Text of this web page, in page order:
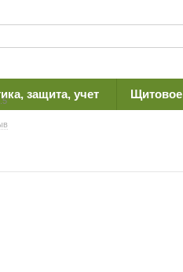
защита, учет Щитовое